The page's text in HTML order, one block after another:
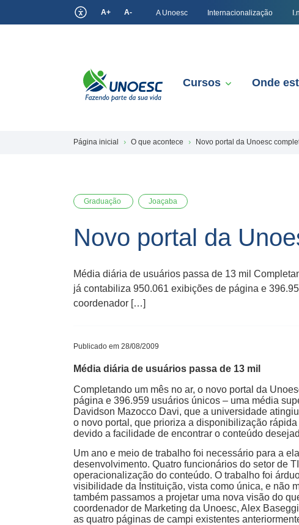
A+ A- A Unoesc Internacionalização
Cursos Onde
Página inicial O que acontece Novo portal da Unoesc
Graduação Joaçaba
Novo portal da
Média diária de usuários passa de 13 mil
já contabiliza 950.061 exibições de página e
coordenador […]
Publicado em 28/08/2009
Média diária de usuários passa de 13 mil
Completando um mês no ar, o novo portal da
página e 396.959 usuários únicos – uma média
Davidson Mazocco Davi, que a universidade
o novo portal, que prioriza a disponibilização
devido a facilidade de encontrar o conteúdo
Um ano e meio de trabalho foi necessário para a
desenvolvimento. Quatro funcionários do setor de
operacionalização do conteúdo. O trabalho foi
visibilidade da Instituição, vista como única, e não
também passamos a projetar uma nova visão do
coordenador de Marketing da Unoesc, Alex
as quatro páginas de campi existentes